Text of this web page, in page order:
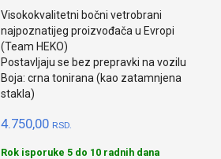
Visokokvalitetni bočni vetrobrani
najpoznatijeg proizvođača u Evropi
(Team HEKO)
Postavljaju se bez prepravki na vozilu
Boja: crna tonirana (kao zatamnjena
stakla)
4.750,00 RSD.
Rok isporuke 5 do 10 radnih dana